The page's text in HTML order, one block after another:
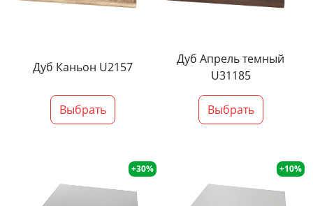
Дуб Каньон U2157
Выбрать
Дуб Апрель темный
U31185
Выбрать
+30% +10%